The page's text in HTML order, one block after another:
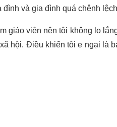
và gia đình quá chênh
giáo viên nên tôi không lo
hội. Điều khiến tôi e ngại là